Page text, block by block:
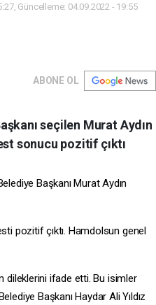
Güncelleme: 04.09.2022 - 19:55
ABONE OL
seçilen Murat Aydın
sonucu pozitif çıktı
Başkanı Murat Aydın
pozitif çıktı. Hamdolsun genel
dileklerini ifade etti. Bu isimler
Başkanı Haydar Ali Yıldız